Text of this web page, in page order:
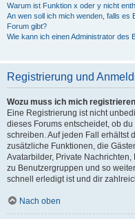
Warum ist Funktion x oder y nicht
An wen soll ich mich wenden, falls es
Forum gibt?
Wie kann ich einen Administrator des
Registrierung und
Wozu muss ich mich
Eine Registrierung ist nicht
dieses Forums entscheidet, ob
schreiben. Auf jeden Fall erhältst
zusätzliche Funktionen, die
Avatarbilder, Private
zu Benutzergruppen und so
schnell erledigt ist und dir
Nach oben